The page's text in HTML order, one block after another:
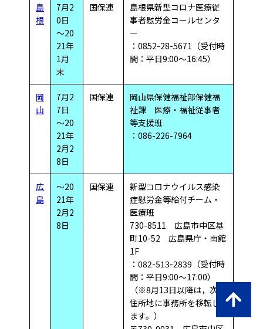
島
根
7月2
0日
～20
21年
1月
末
国保連
島根県新型コロナ医療従
事者慰労金コールセンタ
ー
：0852-28-5671（受付時
間：平日9:00～16:45）
岡
山
7月2
7日
～20
21年
2月2
8日
国保連
岡山県保健福祉部保健福
祉課 医療・福祉従事者
等支援班
：086-226-7964
広
島
～20
21年
2月2
8日
国保連
新型コロナウイルス感染
症慰労金等給付チーム・
医療班
730-8511 広島市中区基
町10-52 広島県庁・南館
1F
：082-513-2839（受付時
間：平日9:00～17:00）
（※8月13日以降は，次の
住所地に事務所を移転し
ます。）